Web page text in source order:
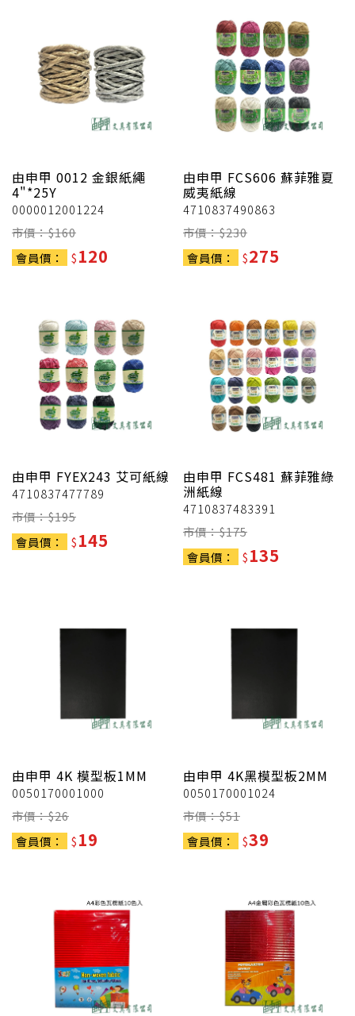
由申甲 0012 金銀紙繩
4"*25Y
0000012001224
市價：$160
會員價：
$120
由申甲 FCS606 蘇菲雅夏
威夷紙線
4710837490863
市價：$230
會員價：
$275
由申甲 FYEX243 艾可紙線
4710837477789
市價：$195
會員價：
$145
由申甲 FCS481 蘇菲雅綠
洲紙線
4710837483391
市價：$175
會員價：
$135
由申甲 4K 模型板1MM
0050170001000
市價：$26
會員價：
$19
由申甲 4K黑模型板2MM
0050170001024
市價：$51
會員價：
$39